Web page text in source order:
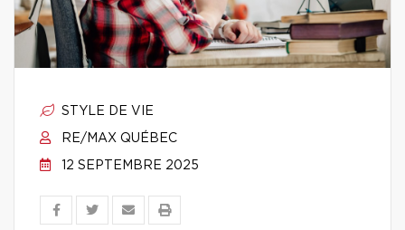
STYLE DE VIE
RE/MAX QUÉBEC
12 SEPTEMBRE 2025